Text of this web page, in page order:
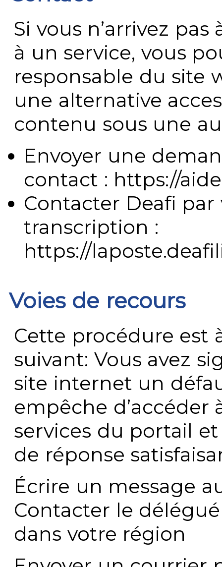
Si vous n’arrivez
à un service, vous
responsable du site
une alternative
contenu sous une
Envoyer une
contact : https://
Contacter Deafi
transcription :
https://
Voies de recours
Cette procédure est
suivant: Vous avez
site internet un
empêche
services du portail
de réponse
Écrire un message
Contacter le
dans votre région